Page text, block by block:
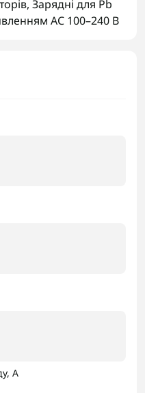
, Зарядні для Pb
AC 100–240 В
A